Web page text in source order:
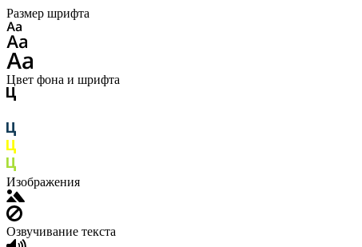
Размер шрифта
Цвет фона и шрифта
Изображения
Озвучивание текста